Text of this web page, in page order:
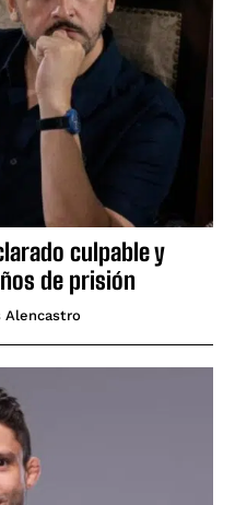
culpable y
de prisión
Alencastro